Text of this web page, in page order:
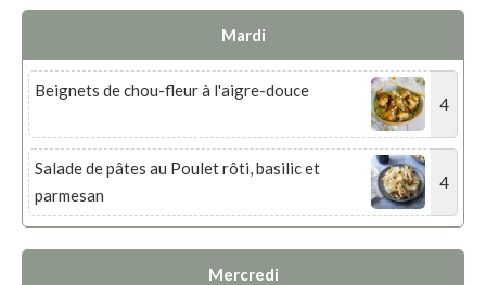
Mardi
Beignets de chou-fleur à l'aigre-douce
4
Salade de pâtes au Poulet rôti, basilic et
parmesan
4
Mercredi